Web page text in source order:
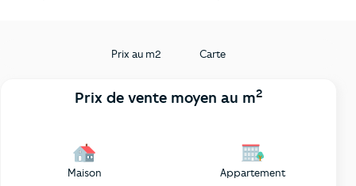
Prix au m2 Carte
Prix de vente moyen au m2
Maison Appartement